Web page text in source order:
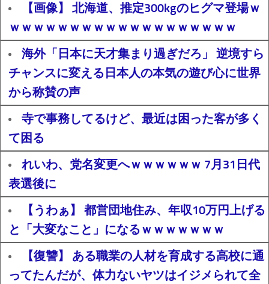
【画像】 北海道、推定300kgのヒグマ登場ｗ
ｗｗｗｗｗｗｗｗｗｗｗｗｗｗｗｗｗｗｗ
海外「日本に天才集まり過ぎだろ」 逆境すら
チャンスに変える日本人の本気の遊び心に世界
から称賛の声
寺で事務してるけど、最近は困った客が多く
て困る
れいわ、党名変更へｗｗｗｗｗｗ 7月31日代
表選後に
【うわぁ】 都営団地住み、年収10万円上げる
と「大変なこと」になるｗｗｗｗｗｗｗ
【復讐】 ある職業の人材を育成する高校に通
ってたんだが、体力ないヤツはイジメられて全